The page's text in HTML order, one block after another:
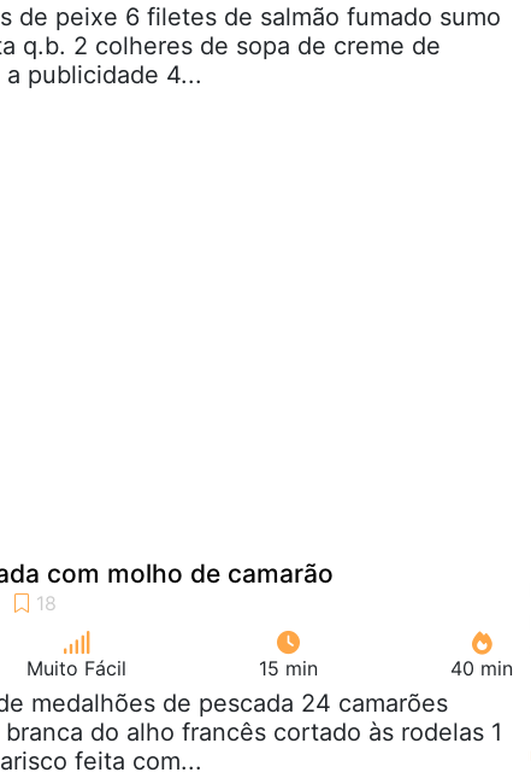
de peixe 6 filetes de salmão fumado sumo
q.b. 2 colheres de sopa de creme de
publicidade 4...
com molho de camarão
Muito Fácil 15 min 40 min
medalhões de pescada 24 camarões
do alho francês cortado às rodelas 1
feita com...